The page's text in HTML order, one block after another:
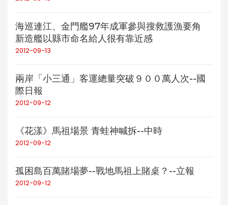
海巡連江、金門艦97年成軍參與搜救護漁要角
新造艦以縣市命名給人很有靠近感
2012-09-13
兩岸「小三通」客運總量突破９００萬人次--國
際日報
2012-09-12
《花漾》馬祖場景 青蛙神喊拆--中時
2012-09-12
孤困島百萬賭場夢--戰地馬祖上賭桌？--立報
2012-09-12